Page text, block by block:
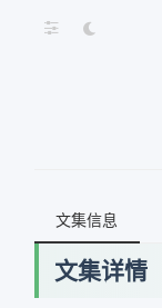
文集信息
文集详情